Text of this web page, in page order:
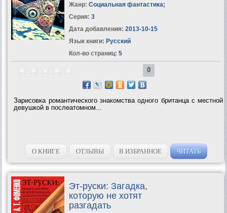
Жанр: Социальная фантастика;
Серия: 3
Дата добавления: 2013-10-15
Язык книги: Русский
Кол-во страниц: 5
0
Зарисовка романтического знакомства одного британца с местной
девушкой в послеатомном...
О КНИГЕ ОТЗЫВЫ В ИЗБРАННОЕ ЧИТАТЬ
Эт-руски: Загадка,
которую не хотят
разгадать